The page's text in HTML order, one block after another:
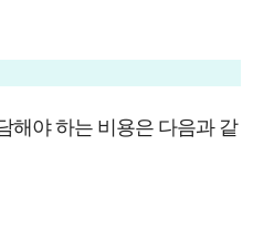
해야 하는 비용은 다음과 같